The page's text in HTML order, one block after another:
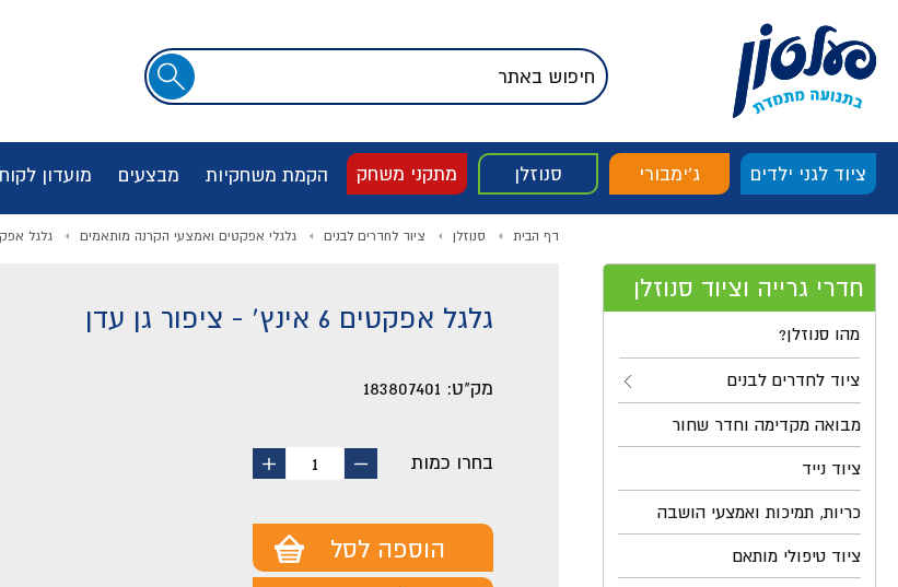
דלג לסרגל הניווט
דלג לתפריט ציוד
אודות החברה
דלג לסוף העמוד
חיפוש
ציוד לגני ילדים ג'ימבורי סנוזלן מתקני משחק הקמת משחקיות מבצעים מועדון
חדרי גרייה וציוד סנוזלן
מהו סנוזלן?
ציוד לחדרים לבנים
מבואה מקדימה וחדר שחור
ציוד נייד
כריות, תמיכות ואמצעי הושבה
ציוד טיפולי מותאם
דף הבית סנוזלן ציוד לחדרים לבנים גלגלי אפקטים ואמצעי הקרנה מותאמים גלגל אפקטים 6 אינץ' -
גלגל אפקטים 6 אינץ' - ציפור גן עדן
מק"ט: 183807401
בחרו כמות
החסר
1
הוסף
הוספה לסל